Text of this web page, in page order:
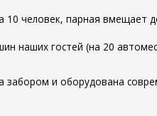
10 человек, парная вмещает
наших гостей (на 20
забором и оборудована